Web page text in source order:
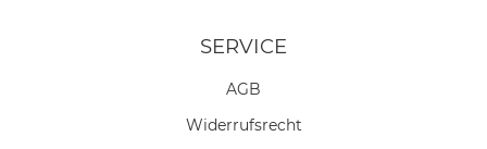
SERVICE
AGB
Widerrufs­recht